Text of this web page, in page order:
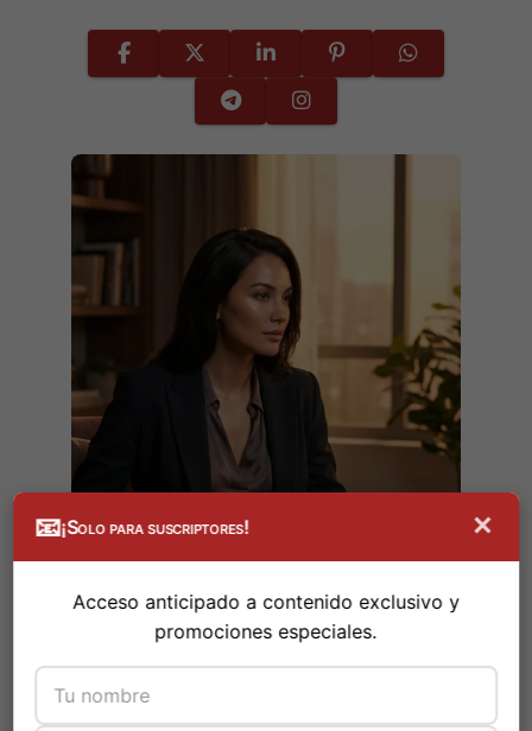
📧¡Solo para suscriptores! ×
Acceso anticipado a contenido exclusivo y
promociones especiales.